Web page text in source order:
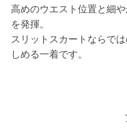
高めのウエスト位置と細
を発揮。
スリットスカートならで
しめる一着です。